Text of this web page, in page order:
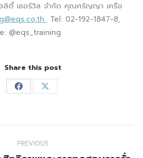
ลิตี้ เซอร์วิส จำกัด คุณศรัญญา เครือ
Tel: 02-192-1847-8,
@eqs_training
Share this post
Share
Facebook
Share
X
PREVIOUS